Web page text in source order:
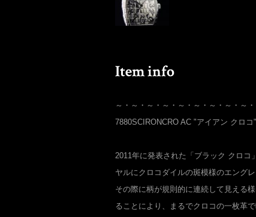
～・～・～・～・～・～・～・～・～
7880SCIRONCRO AC "アイアン クロコ"
2011年に発表された「ブラック クロコ
ヤルにクロコダイルの斑模様のエング
その際に柄が規則的に連続して見える
ることにより、まるでクロコの一枚革